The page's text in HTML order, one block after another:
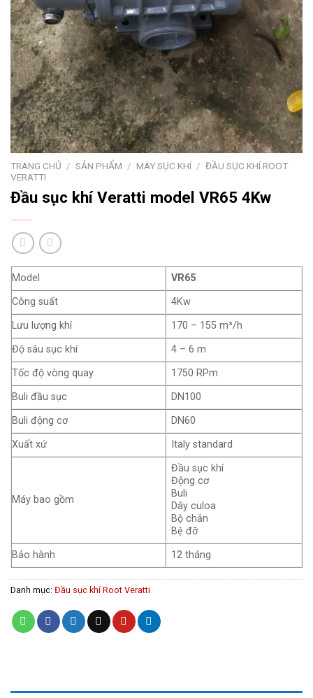
TRANG CHỦ / SẢN PHẨM / MÁY SỤC KHÍ / ĐẦU SỤC KHÍ ROOT
VERATTI
Đầu sục khí Veratti model VR65 4Kw
Model
VR65
Công suất
4Kw
Lưu lượng khí
170 – 155 m³/h
Độ sâu sục khí
4 – 6 m
Tốc độ vòng quay
1750 RPm
Buli đầu sục
DN100
Buli động cơ
DN60
Xuất xứ
Italy standard
Máy bao gồm
Đầu sục khí
Động cơ
Buli
Dây culoa
Bộ chắn
Bệ đỡ
Bảo hành
12 tháng
Danh mục: Đầu sục khí Root Veratti